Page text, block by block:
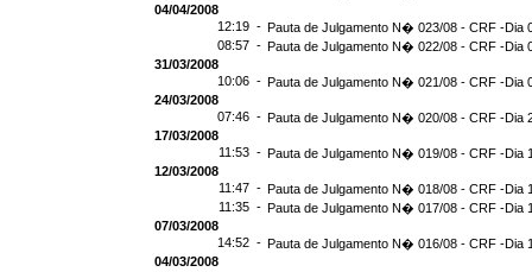
04/04/2008
12:19 - Pauta de Julgamento N� 023/08 - CRF -Dia
08:57 - Pauta de Julgamento N� 022/08 - CRF -Dia
31/03/2008
10:06 - Pauta de Julgamento N� 021/08 - CRF -Dia
24/03/2008
07:46 - Pauta de Julgamento N� 020/08 - CRF -Dia
17/03/2008
11:53 - Pauta de Julgamento N� 019/08 - CRF -Dia
12/03/2008
11:47 - Pauta de Julgamento N� 018/08 - CRF -Dia
11:35 - Pauta de Julgamento N� 017/08 - CRF -Dia
07/03/2008
14:52 - Pauta de Julgamento N� 016/08 - CRF -Dia
04/03/2008